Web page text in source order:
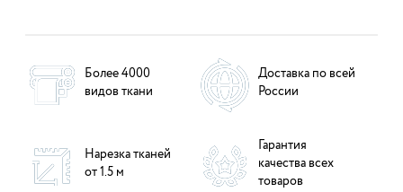
Более 4000
видов ткани
Доставка по всей
России
Нарезка тканей
от 1.5 м
Гарантия
качества всех
товаров